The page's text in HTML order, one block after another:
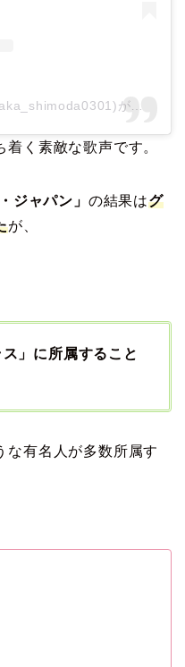
下田彩夏 Shimoda Ayaka(@ayaka_shimoda0301)がシェアした投稿
く素敵な歌声です。
ジャパン」 の結果はグ
が、
」に所属すること
な有名人が多数所属す